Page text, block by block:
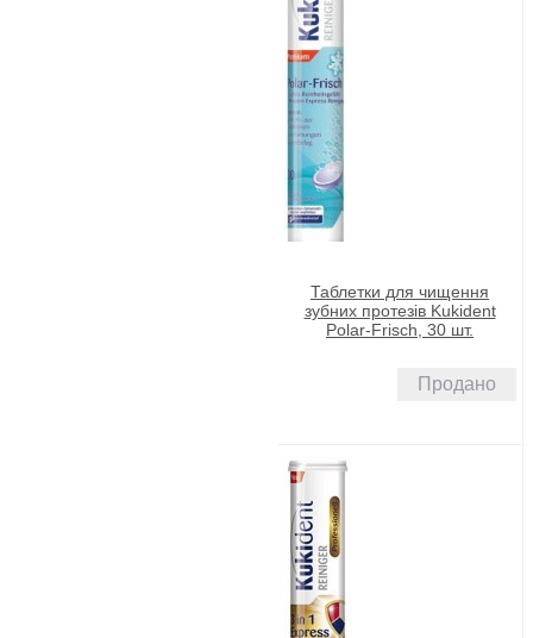
Таблетки для чищення
зубних протезів Kukident
Polar-Frisch, 30 шт.
Продано